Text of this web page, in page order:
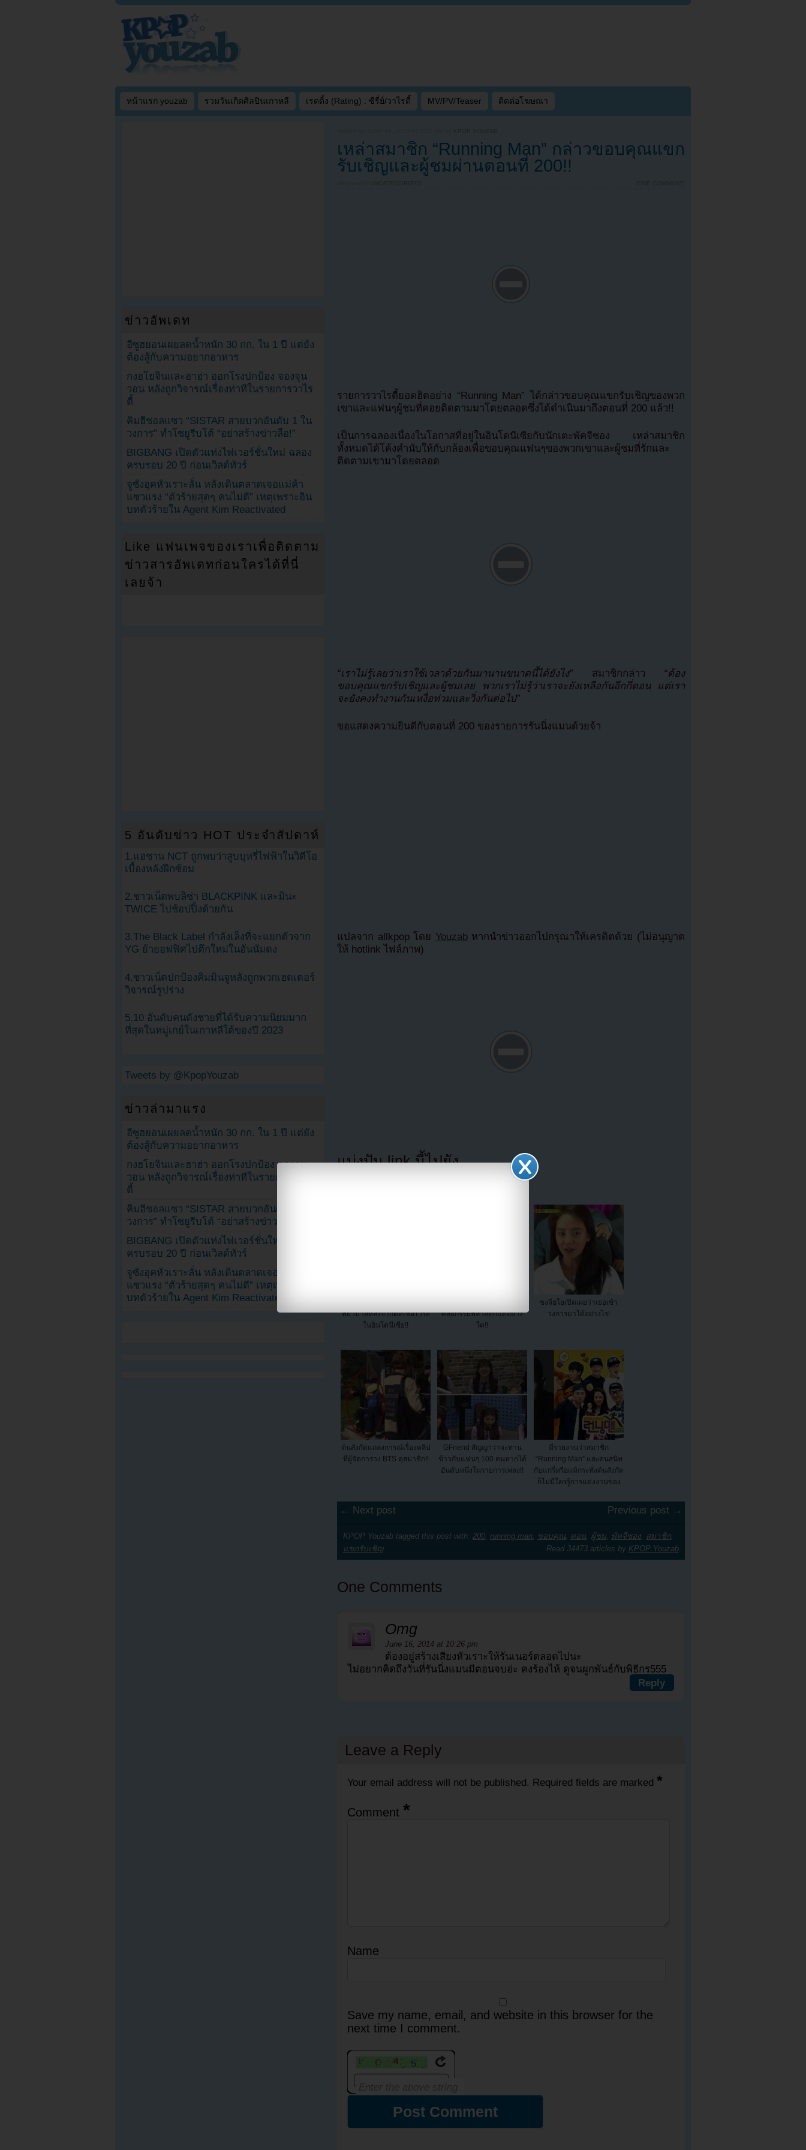
หน้าแรก youzab รวมวันเกิดศิลปินเกาหลี เรตติ้ง (Rating) : ซีรี่ย์/วาไรตี้ MV/PV/Teaser ติดต่อโฆษณา
KPOP YOUZAB
เหล่าสมาชิก “Running Man” กล่าวขอบคุณแขก
รับเชิญและผู้ชมผ่านตอนที่ 200!!
UNCATEGORIZED ONE COMMENT
รายการวาไรตี้ยอดฮิตอย่าง “Running Man” ได้กล่าวขอบคุณแขกรับเชิญของพวก
เขาและแฟนๆผู้ชมที่คอยติดตามมาโดยตลอดซึ่งได้ดำเนินมาถึงตอนที่ 200 แล้ว!!
เป็นการฉลองเนื่องในโอกาสที่อยู่ในอินโดนีเซียกับนักเตะพัคจีซอง เหล่าสมาชิก
ทั้งหมดได้โค้งคำนับให้กับกล้องเพื่อขอบคุณแฟนๆของพวกเขาและผู้ชมที่รักและ
ติดตามเขามาโดยตลอด
“เราไม่รู้เลยว่าเราใช้เวลาด้วยกันมานานขนาดนี้ได้ยังไง” สมาชิกกล่าว “ต้อง
ขอบคุณแขกรับเชิญและผู้ชมเลย พวกเราไม่รู้ว่าเราจะยังเหลือกันอีกกี่ตอน แต่เรา
จะยังคงทำงานกันเหงื่อท่วมและวิ่งกันต่อไป”
ขอแสดงความยินดีกับตอนที่ 200 ของรายการรันนิ่งแมนด้วยจ้า
แปลจาก allkpop โดย Youzabหากนำข่าวออกไปกรุณาให้เครดิตด้วย (ไม่อนุญาต
ให้ hotlink ไฟล์ภาพ)
แบ่งปัน link นี้ไปยัง
พยาบาลหลังจากติดเชื้อไวรัส
ในอินโดนีเซีย!!
ศัลยกรรมพลาสติกแต่อย่าง
ใด!!
ซงจีฮโยเปิดเผยว่าเธอเข้า
วงการมาได้อย่างไร!
ต้นสังกัดแถลงการณ์เรื่องคลิป
ที่ผู้จัดการวง BTS ดุสมาชิก!!
GFriend สัญญาว่าจะทาน
ข้าวกับแฟนๆ 100 คนหากได้
อันดับหนึ่งในรายการเพลง!!
มีรายงานว่าสมาชิก
“Running Man” และคนสนิท
กับแกรี่หรือแม้กระทั่งต้นสังกัด
ก็ไม่มีใครรู้การแต่งงานของ
← Next post Previous post →
KPOP Youzab tagged this post with: 200 running man ขอบคุณ ตอน ผู้ชม พัคจีซอง สมาชิก
แขกรับเชิญ
Read 34473 articles by KPOP Youzab
One Comments
Omg
June 16, 2014 at 10:26 pm
ต้องอยู่สร้างเสียงหัวเราะให้รันเนอร์ตลอดไปนะ
ไม่อยากคิดถึงวันที่รันนิ่งแมนมีตอนจบอ่ะ คงร้องไห้ ดูจนผูกพันธ์กับพิธีกร555
Reply
Leave a Reply
Your email address will not be published. Required fields are marked *
Comment *
Name
Save my name, email, and website in this browser for the
next time I comment.
ข่าวอัพเดท
อีซูฮยอนเผยลดน้ำหนัก 30 กก. ใน 1 ปี แต่ยัง
ต้องสู้กับความอยากอาหาร
กงฮโยจินและฮาฮ่า ออกโรงปกป้อง จองจุน
วอน หลังถูกวิจารณ์เรื่องท่าทีในรายการวาไร
ตี้
คิมฮีชอลแซว “SISTAR สายบวกอันดับ 1 ใน
วงการ” ทำโซยูรีบโต้ “อย่าสร้างข่าวลือ!”
BIGBANG เปิดตัวแท่งไฟเวอร์ชั่นใหม่ ฉลอง
ครบรอบ 20 ปี ก่อนเวิลด์ทัวร์
จูซังอุคหัวเราะลั่น หลังเดินตลาดเจอแม่ค้า
แซวแรง “ตัวร้ายสุดๆ คนไม่ดี” เหตุเพราะอิน
บทตัวร้ายใน Agent Kim Reactivated
Like แฟนเพจของเราเพื่อติดตาม
ข่าวสารอัพเดทก่อนใครได้ที่นี่
เลยจ้า
5 อันดับข่าว HOT ประจำสัปดาห์
1.แฮชาน NCT ถูกพบว่าสูบบุหรี่ไฟฟ้าในวิดีโอ
เบื้องหลังฝึกซ้อม
2.ชาวเน็ตพบลิซ่า BLACKPINK และมินะ
TWICE ไปช้อปปิ้งด้วยกัน
3.The Black Label กำลังเล็งที่จะแยกตัวจาก
YG ย้ายอฟฟิศไปตึกใหม่ในฮันนัมดง
4.ชาวเน็ตปกป้องคิมมินจูหลังถูกพวกเฮดเตอร์
วิจารณ์รูปร่าง
5.10 อันดับคนดังชายที่ได้รับความนิยมมาก
ที่สุดในหมู่เกย์ในเกาหลีใต้ของปี 2023
Tweets by @KpopYouzab
ข่าวล่ามาแรง
อีซูฮยอนเผยลดน้ำหนัก 30 กก. ใน 1 ปี แต่ยัง
ต้องสู้กับความอยากอาหาร
กงฮโยจินและฮาฮ่า ออกโรงปกป้อง จองจุน
วอน หลังถูกวิจารณ์เรื่องท่าทีในรายการวาไร
ตี้
คิมฮีชอลแซว “SISTAR สายบวกอันดับ 1 ใน
วงการ” ทำโซยูรีบโต้ “อย่าสร้างข่าวลือ!”
BIGBANG เปิดตัวแท่งไฟเวอร์ชั่นใหม่ ฉลอง
ครบรอบ 20 ปี ก่อนเวิลด์ทัวร์
จูซังอุคหัวเราะลั่น หลังเดินตลาดเจอแม่ค้า
แซวแรง “ตัวร้ายสุดๆ คนไม่ดี” เหตุเพราะอิน
บทตัวร้ายใน Agent Kim Reactivated